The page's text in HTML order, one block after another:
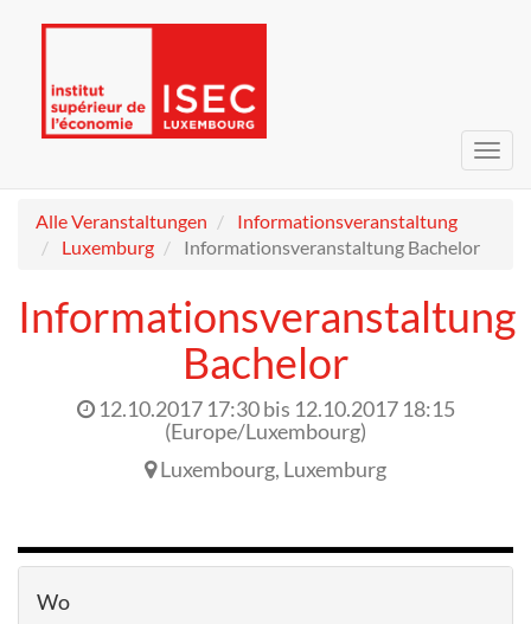
Alle Veranstaltungen
Informationsveranstaltung
Luxemburg
Informationsveranstaltung Bachelor
Informationsveranstaltung
Bachelor
12.10.2017 17:30bis 12.10.2017 18:15
(Europe/Luxembourg)
Luxembourg, Luxemburg
Wo